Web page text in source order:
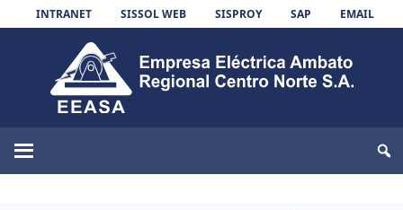
Skip to content
INTRANET SISSOL WEB SISPROY SAP EMAIL
EEASA